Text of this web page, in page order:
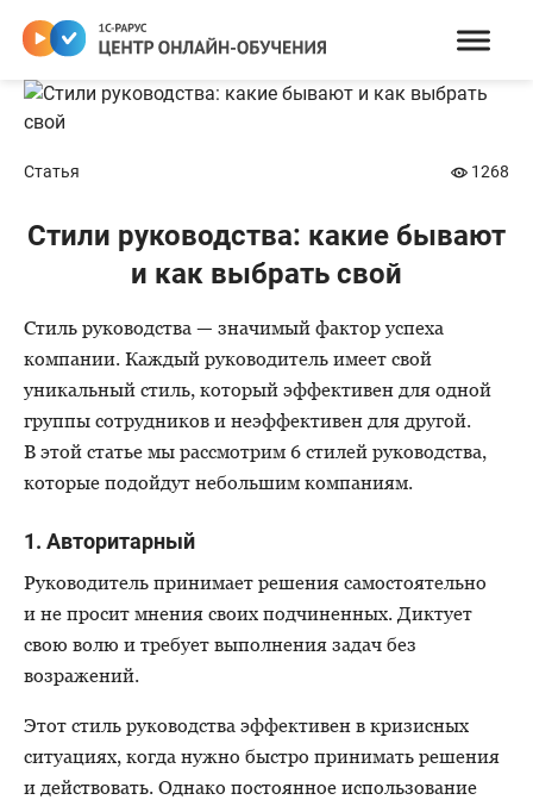
Статья 1268
Cтили руководства: какие бывают
и как выбрать свой
Стиль руководства — значимый фактор успеха
компании. Каждый руководитель имеет свой
уникальный стиль, который эффективен для одной
группы сотрудников и неэффективен для другой.
В этой статье мы рассмотрим 6 стилей руководства,
которые подойдут небольшим компаниям.
1. Авторитарный
Руководитель принимает решения самостоятельно
и не просит мнения своих подчиненных. Диктует
свою волю и требует выполнения задач без
возражений.
Этот стиль руководства эффективен в кризисных
ситуациях, когда нужно быстро принимать решения
и действовать. Однако постоянное использование